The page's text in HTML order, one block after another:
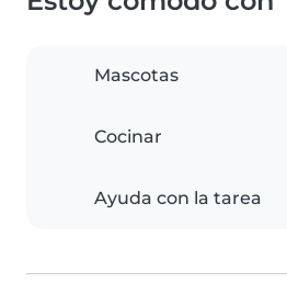
Mascotas
Cocinar
Ayuda con la tarea